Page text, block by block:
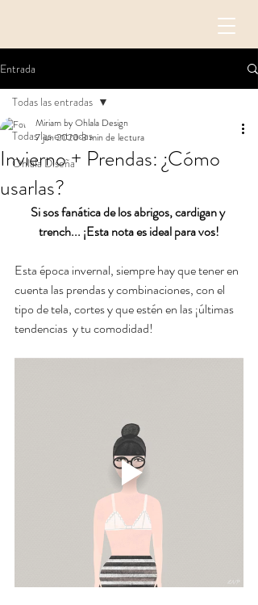
Entrada
Todas las entradas
Ohlala Diseña
Todas las entradas
Invierno + Prendas: ¿Cómo
usarlas?
Miriam by Ohlala Design
7 jun 20203 min de lectura
Si sos fanática de los abrigos, cardigan y
trench... ¡Esta nota es ideal para vos!
Esta época invernal, siempre hay que tener en
cuenta las prendas y combinaciones, con el
tipo de tela, cortes y que estén en las ¡últimas
tendencias  y tu comodidad!